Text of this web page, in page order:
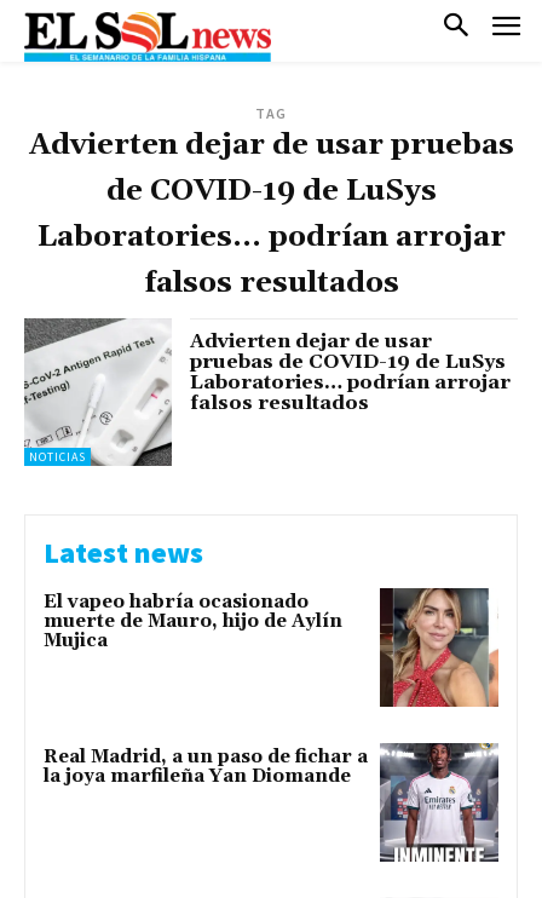
TAG
Advierten dejar de usar pruebas
de COVID-19 de LuSys
Laboratories... podrían arrojar
falsos resultados
NOTICIAS
Advierten dejar de usar
pruebas de COVID-19 de LuSys
Laboratories… podrían arrojar
falsos resultados
Latest news
El vapeo habría ocasionado
muerte de Mauro, hijo de Aylín
Mujica
Real Madrid, a un paso de fichar a
la joya marfileña Yan Diomande